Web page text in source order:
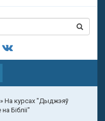
» На курсах "Дыджэяў
Бібліі"